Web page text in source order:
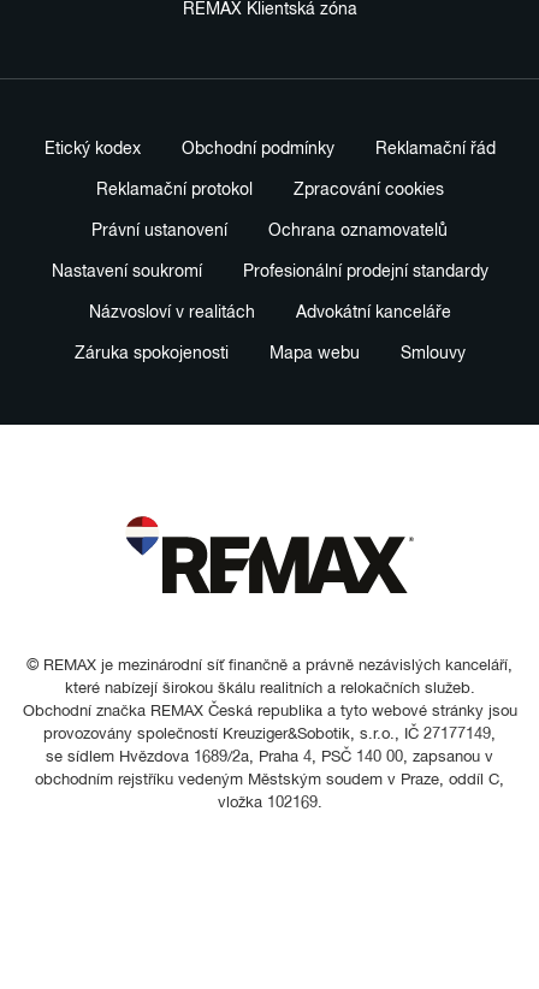
REMAX Klientská zóna
Etický kodex Obchodní podmínky Reklamační řád
Reklamační protokol Zpracování cookies
Právní ustanovení Ochrana oznamovatelů
Nastavení soukromí Profesionální prodejní standardy
Názvosloví v realitách Advokátní kanceláře
Záruka spokojenosti Mapa webu Smlouvy
© REMAX je mezinárodní síť finančně a právně nezávislých kanceláří,
které nabízejí širokou škálu realitních a relokačních služeb.
Obchodní značka REMAX Česká republika a tyto webové stránky jsou
provozovány společností Kreuziger&Sobotik, s.r.o., IČ 27177149,
se sídlem Hvězdova 1689/2a, Praha 4, PSČ 140 00, zapsanou v
obchodním rejstříku vedeným Městským soudem v Praze, oddíl C,
vložka 102169.